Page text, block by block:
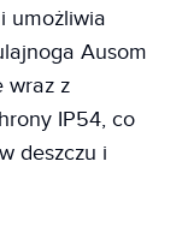
umożliwia
Ausom
wraz z
IP54, co
deszczu i